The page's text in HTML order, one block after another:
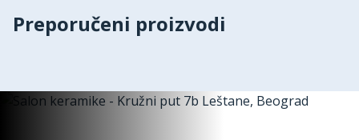
Preporučeni proizvodi